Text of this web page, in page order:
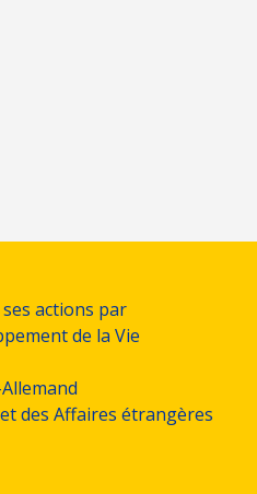
actions par
de la Vie
des Affaires étrangères